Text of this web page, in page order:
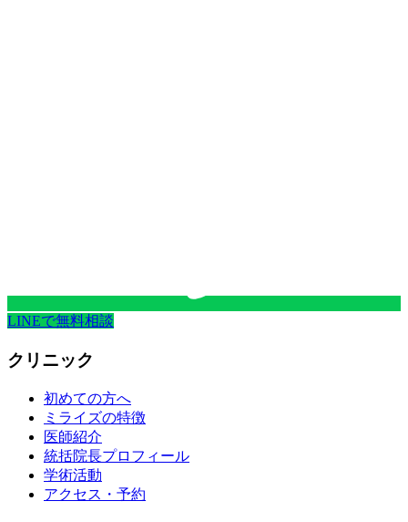
LINEで無料相談
クリニック
初めての方へ
ミライズの特徴
医師紹介
統括院長プロフィール
学術活動
アクセス・予約